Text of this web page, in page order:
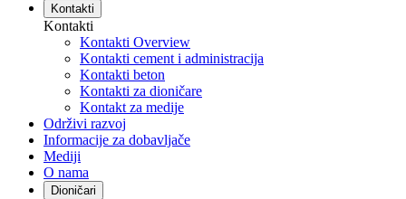
Kontakti
Kontakti
Kontakti Overview
Kontakti cement i administracija
Kontakti beton
Kontakti za dioničare
Kontakt za medije
Održivi razvoj
Informacije za dobavljače
Mediji
O nama
Dioničari